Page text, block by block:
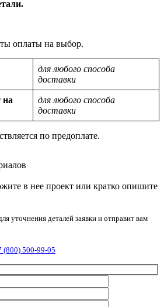
оплаты на выбор.
для любого способа
доставки
на
для любого способа
доставки
по предоплате.
в нее проект или кратко опишите
уточнения деталей заявки и отправит вам
(800) 500-99-05